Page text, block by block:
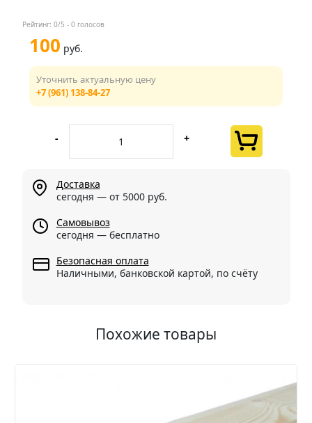
Рейтинг: 0/5 - 0 голосов
100 руб.
Уточнить актуальную цену
+7 (961) 138-84-27
- +
Доставка
сегодня — от 5000 руб.
Самовывоз
сегодня — бесплатно
Безопасная оплата
Наличными, банковской картой, по счёту
Похожие товары